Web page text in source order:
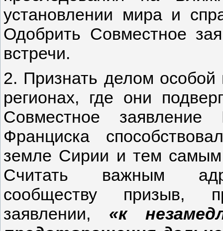
установлении мира и
Одобрить Совместное
встречи.
2. Признать делом особой
регионах, где они
Совместное
Франциска
земле Сирии и тем самым
Считать важным
сообществу призыв,
заявлении, «к